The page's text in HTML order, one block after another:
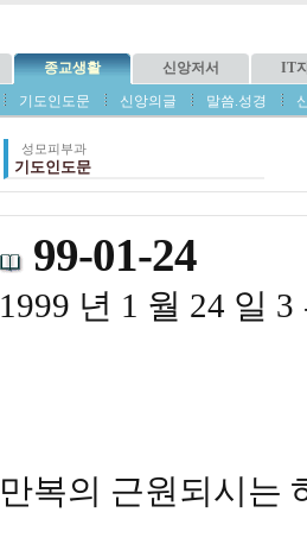
종교생활 신앙저서
IT
기도인도문 신앙의글 말씀.성경
성모피부과
기도인도문
99-01-24
1999 년 1 월 24 일
만복의 근원되시는